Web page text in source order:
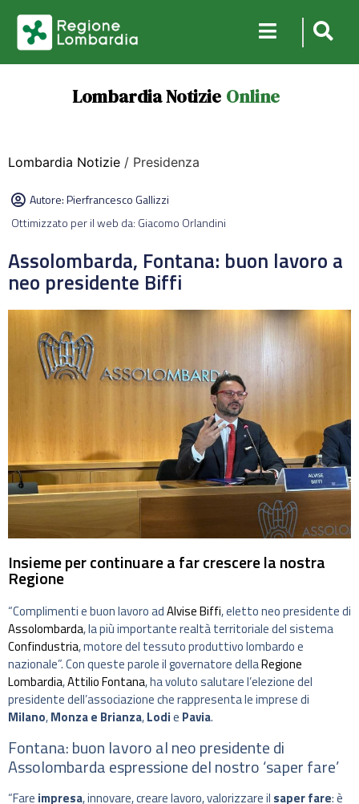
Lombardia Notizie Online
Lombardia Notizie / Presidenza
Autore:Pierfrancesco Gallizzi
Ottimizzato per il web da: Giacomo Orlandini
Assolombarda, Fontana: buon lavoro a
neo presidente Biffi
Insieme per continuare a far crescere la nostra
Regione
“Complimenti e buon lavoro adAlvise Biffi, eletto neo presidente di
Assolombarda, la più importante realtà territoriale del sistema
Confindustria, motore del tessuto produttivo lombardo e
nazionale”. Con queste parole il governatore dellaRegione
Lombardia,Attilio Fontana, ha voluto salutare l’elezione del
presidente dell’associazione che rappresenta le imprese di
Milano,Monza e Brianza,Lodie Pavia.
Fontana: buon lavoro al neo presidente di
Assolombarda espressione del nostro ‘saper fare’
“Fare impresa, innovare, creare lavoro, valorizzare il saper fare: è